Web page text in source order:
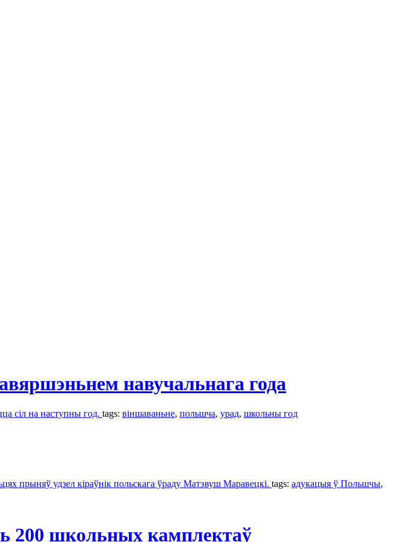
навучальнага года
сіл на наступны год. tags: віншаваньне, польшча, урад, школьны год
прыняў удзел кіраўнік польскага ўраду Матэвуш Маравецкі. tags: адукацыя ў Польшчы,
200 школьных камплектаў